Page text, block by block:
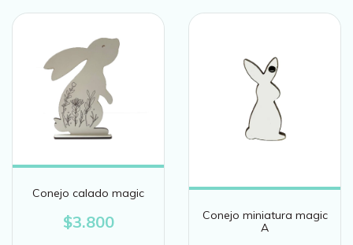
Conejo calado magic
$3.800
Conejo miniatura magic
A